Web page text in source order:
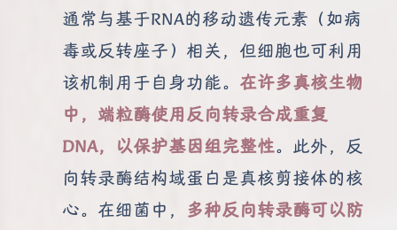
通常与基于RNA的移动遗传元素（如病
毒或反转座子）相关，但细胞也可利用
该机制用于自身功能。 在许多真核生物
中，端粒酶使用反向转录合成重复
DNA，以保护基因组完整性。此外，反
向转录酶结构域蛋白是真核剪接体的核
心。在细菌中， 多种反向转录酶可以防